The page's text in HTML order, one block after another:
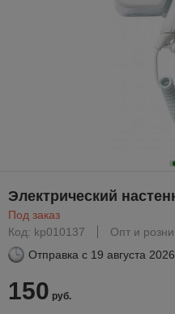
Электрический
Под заказ
Код: kp010137
Опт и
Отправка с 19 августа 2026
150 руб.